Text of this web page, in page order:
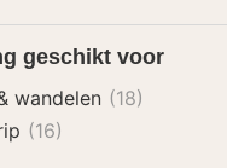
geschikt voor
wandelen (18)
(16)